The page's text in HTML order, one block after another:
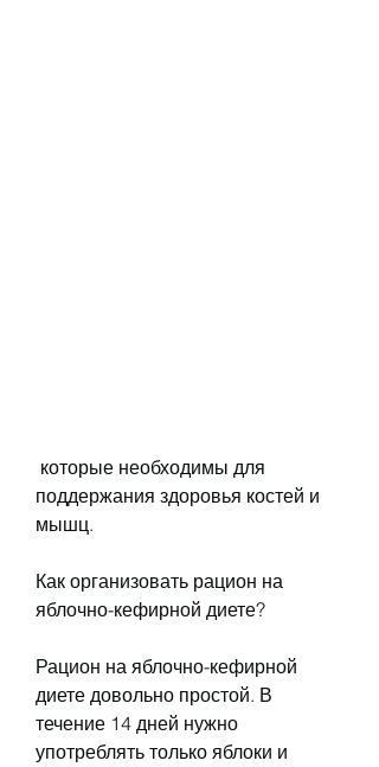
поддержания здоровья костей и
мышц.
Как организовать рацион на
яблочно-кефирной диете?
Рацион на яблочно-кефирной
диете довольно простой. В
течение 14 дней нужно
употреблять только яблоки и